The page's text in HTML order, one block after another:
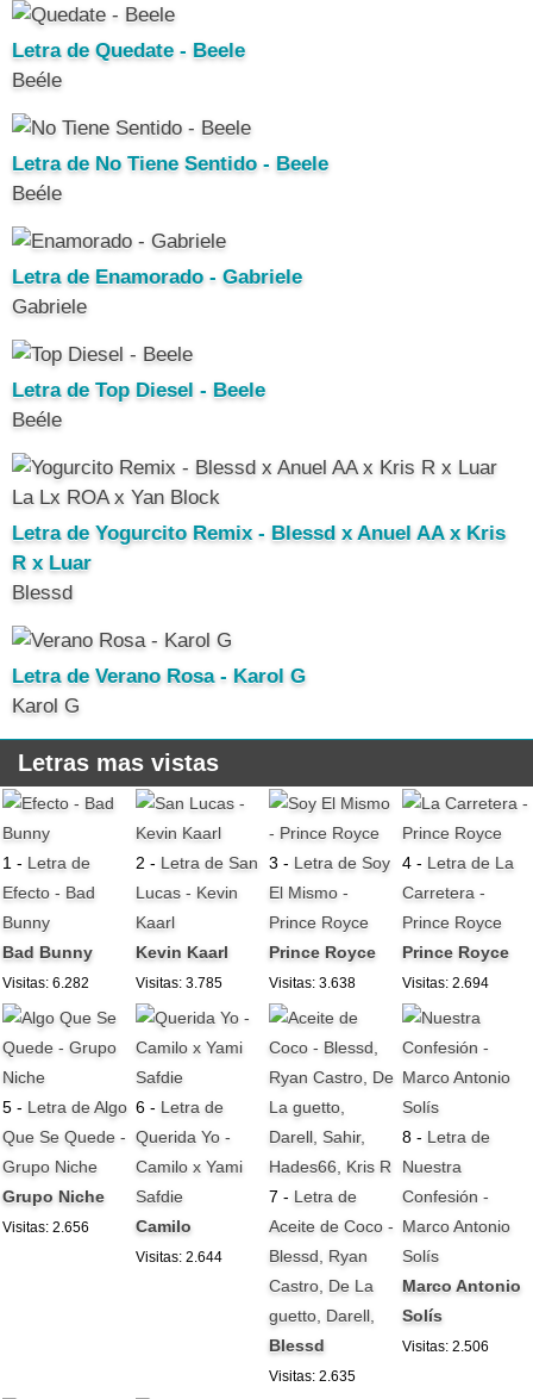
Letra de Quedate - Beele
Beéle
Letra de No Tiene Sentido - Beele
Beéle
Letra de Enamorado - Gabriele
Gabriele
Letra de Top Diesel - Beele
Beéle
Letra de Yogurcito Remix - Blessd x Anuel AA x Kris
R x Luar
Blessd
Letra de Verano Rosa - Karol G
Karol G
Letras mas vistas
1 - Letra de
Efecto - Bad
Bunny
Bad Bunny
Visitas: 6.282
2 - Letra de San
Lucas - Kevin
Kaarl
Kevin Kaarl
Visitas: 3.785
3 - Letra de Soy
El Mismo -
Prince Royce
Prince Royce
Visitas: 3.638
4 - Letra de La
Carretera -
Prince Royce
Prince Royce
Visitas: 2.694
5 - Letra de Algo
Que Se Quede -
Grupo Niche
Grupo Niche
Visitas: 2.656
6 - Letra de
Querida Yo -
Camilo x Yami
Safdie
Camilo
Visitas: 2.644
7 - Letra de
Aceite de Coco -
Blessd, Ryan
Castro, De La
guetto, Darell,
Blessd
Visitas: 2.635
8 - Letra de
Nuestra
Confesión -
Marco Antonio
Solís
Marco Antonio
Solís
Visitas: 2.506